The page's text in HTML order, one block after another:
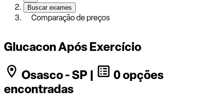
Buscar exames
Comparação de preços
Glucacon Após Exercício
Osasco - SP |
0 opções
encontradas